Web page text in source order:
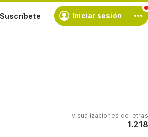
Suscríbete Iniciar sesión
visualizaciones de letras
1.218